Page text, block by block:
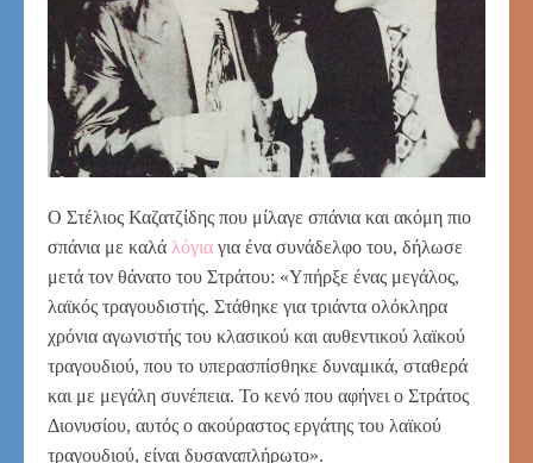
Ο Στέλιος Καζατζίδης που μίλαγε σπάνια και ακόμη πιο
σπάνια με καλά λόγια για ένα συνάδελφο του, δήλωσε
μετά τον θάνατο του Στράτου: «Υπήρξε ένας μεγάλος,
λαϊκός τραγουδιστής. Στάθηκε για τριάντα ολόκληρα
χρόνια αγωνιστής του κλασικού και αυθεντικού λαϊκού
τραγουδιού, που το υπερασπίσθηκε δυναμικά, σταθερά
και με μεγάλη συνέπεια. Το κενό που αφήνει ο Στράτος
Διονυσίου, αυτός ο ακούραστος εργάτης του λαϊκού
τραγουδιού, είναι δυσαναπλήρωτο».